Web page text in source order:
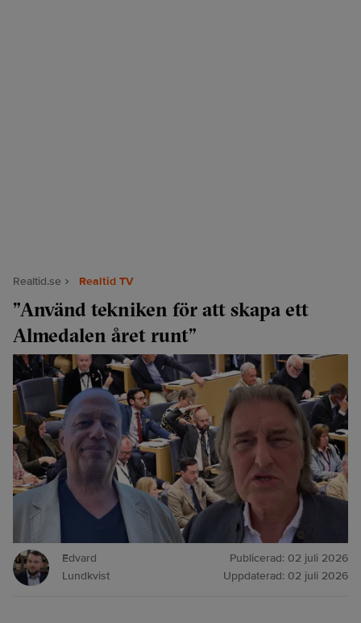
Realtid.se Realtid TV
”Använd tekniken för att skapa ett
Almedalen året runt”
Edvard
Lundkvist
Publicerad: 02 juli 2026
Uppdaterad: 02 juli 2026